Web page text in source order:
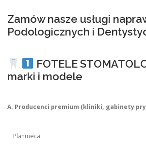
Zamów nasze usługi
Podologicznych i
FOTELE
marki i modele
A. Producenci premium (kliniki, gabinety
Planmeca